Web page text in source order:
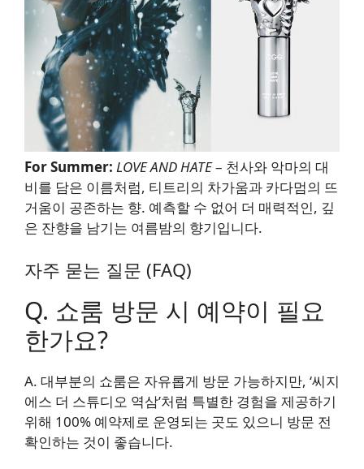
For Summer: LOVE AND HATE– 천사와 악마의 대
비를 담은 이름처럼, 티트리의 차가움과 카다멈의 뜨
거움이 공존하는 향. 예측할 수 없어 더 매력적인, 깊
은 잔향을 남기는 여름밤의 향기입니다.
자주 묻는 질문 (FAQ)
Q. 쇼룸 방문 시 예약이 필요
한가요?
A. 대부분의 쇼룸은 자유롭게 방문 가능하지만, ‘씨지
에스 더 스튜디오 역삼’처럼 특별한 경험을 제공하기
위해 100% 예약제로 운영되는 곳도 있으니 방문 전
확인하는 것이 좋습니다.